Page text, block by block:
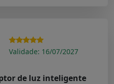
Validade: 16/07/2027
de luz inteligente